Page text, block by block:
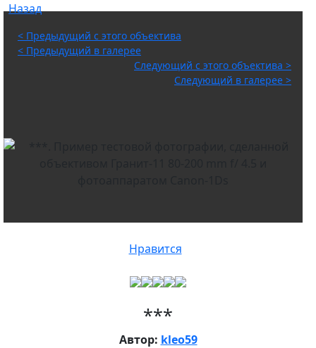
Назад
< Предыдущий с этого объектива
< Предыдущий в галерее
Следующий с этого объектива >
Следующий в галерее >
Нравится
***
Автор: kleo59